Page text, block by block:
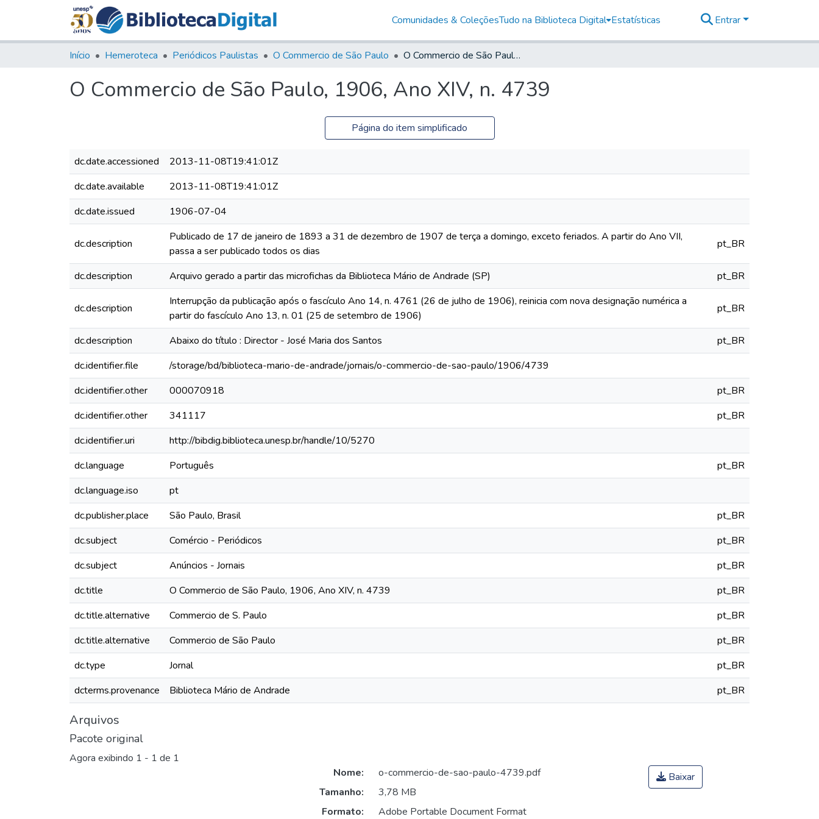
Comunidades & ColeçõesTudo na Biblioteca Digital Estatísticas Entrar
Início Hemeroteca Periódicos Paulistas O Commercio de São Paulo O Commercio de São Paulo, 1906, Ano XIV, n. 4739
O Commercio de São Paulo, 1906, Ano XIV, n. 4739
Página do item simplificado
dc.date.accessioned
2013-11-08T19:41:01Z
dc.date.available
2013-11-08T19:41:01Z
dc.date.issued
1906-07-04
dc.description
Publicado de 17 de janeiro de 1893 a 31 de dezembro de 1907 de terça a domingo, exceto feriados. A partir do Ano VII,
passa a ser publicado todos os dias
pt_BR
dc.description Arquivo gerado a partir das microfichas da Biblioteca Mário de Andrade (SP) pt_BR
dc.description
Interrupção da publicação após o fascículo Ano 14, n. 4761 (26 de julho de 1906), reinicia com nova designação numérica a
partir do fascículo Ano 13, n. 01 (25 de setembro de 1906)
pt_BR
dc.description Abaixo do título : Director - José Maria dos Santos
pt_BR
dc.identifier.file
/storage/bd/biblioteca-mario-de-andrade/jornais/o-commercio-de-sao-paulo/1906/4739
dc.identifier.other
000070918
pt_BR
dc.identifier.other
341117
pt_BR
dc.identifier.uri
http://bibdig.biblioteca.unesp.br/handle/10/5270
dc.language
Português
pt_BR
dc.language.iso
pt
dc.publisher.place
São Paulo, Brasil
pt_BR
dc.subject
Comércio - Periódicos
pt_BR
dc.subject
Anúncios - Jornais
pt_BR
dc.title
O Commercio de São Paulo, 1906, Ano XIV, n. 4739
pt_BR
dc.title.alternative
Commercio de S. Paulo
pt_BR
dc.title.alternative
Commercio de São Paulo
pt_BR
dc.type
Jornal
pt_BR
dcterms.provenance
Biblioteca Mário de Andrade pt_BR
Arquivos
Pacote original
Agora exibindo 1 - 1 de 1
Nome:
o-commercio-de-sao-paulo-4739.pdf
Tamanho:
3,78 MB
Formato:
Adobe Portable Document Format
Baixar